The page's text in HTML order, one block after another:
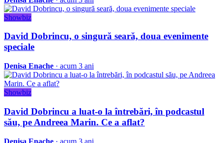
Showbiz
David Dobrincu, o singură seară, doua evenimente
speciale
Denisa Enache · acum 3 ani
Showbiz
David Dobrincu a luat-o la întrebări, în podcastul
său, pe Andreea Marin. Ce a aflat?
Denisa Enache · acum 3 ani